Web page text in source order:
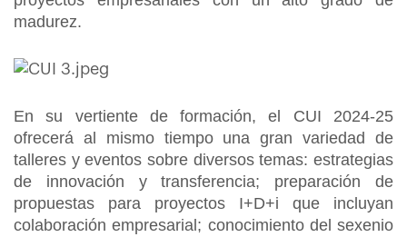
madurez.
En su vertiente de formación, el CUI 2024-25
ofrecerá al mismo tiempo una gran variedad de
talleres y eventos sobre diversos temas: estrategias
de innovación y transferencia; preparación de
propuestas para proyectos I+D+i que incluyan
colaboración empresarial; conocimiento del sexenio